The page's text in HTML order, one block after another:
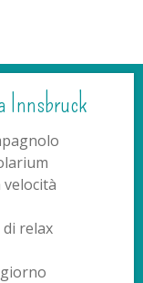
Innsbruck
relax